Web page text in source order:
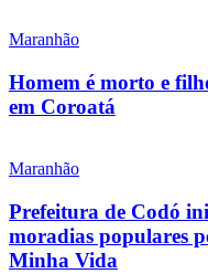
Maranhão
Homem é morto e
em Coroatá
Maranhão
Prefeitura de Codó
moradias populares
Minha Vida